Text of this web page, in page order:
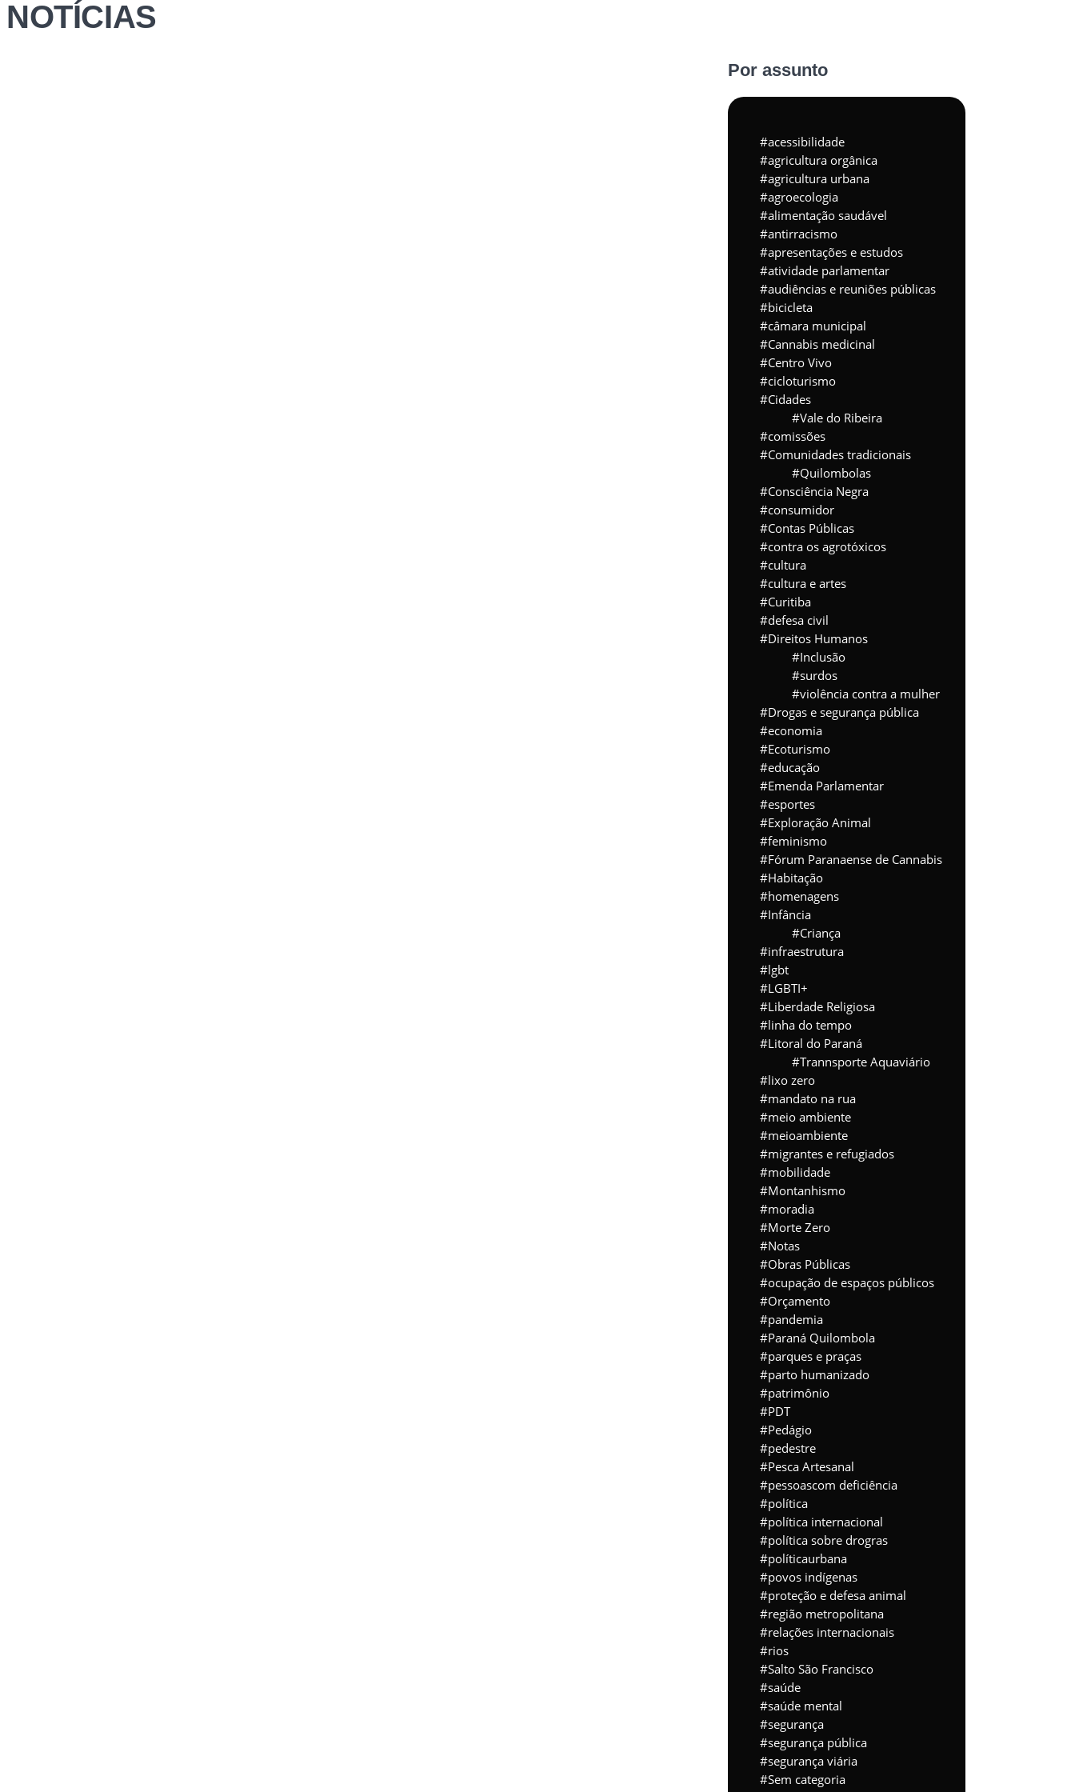
NOTÍCIAS
Por assunto
acessibilidade
agricultura orgânica
agricultura urbana
agroecologia
alimentação saudável
antirracismo
apresentações e estudos
atividade parlamentar
audiências e reuniões públicas
bicicleta
câmara municipal
Cannabis medicinal
Centro Vivo
cicloturismo
Cidades
Vale do Ribeira
comissões
Comunidades tradicionais
Quilombolas
Consciência Negra
consumidor
Contas Públicas
contra os agrotóxicos
cultura
cultura e artes
Curitiba
defesa civil
Direitos Humanos
Inclusão
surdos
violência contra a mulher
Drogas e segurança pública
economia
Ecoturismo
educação
Emenda Parlamentar
esportes
Exploração Animal
feminismo
Fórum Paranaense de Cannabis
Habitação
homenagens
Infância
Criança
infraestrutura
lgbt
LGBTI+
Liberdade Religiosa
linha do tempo
Litoral do Paraná
Trannsporte Aquaviário
lixo zero
mandato na rua
meio ambiente
meioambiente
migrantes e refugiados
mobilidade
Montanhismo
moradia
Morte Zero
Notas
Obras Públicas
ocupação de espaços públicos
Orçamento
pandemia
Paraná Quilombola
parques e praças
parto humanizado
patrimônio
PDT
Pedágio
pedestre
Pesca Artesanal
pessoascom deficiência
política
política internacional
política sobre drogras
políticaurbana
povos indígenas
proteção e defesa animal
região metropolitana
relações internacionais
rios
Salto São Francisco
saúde
saúde mental
segurança
segurança pública
segurança viária
Sem categoria